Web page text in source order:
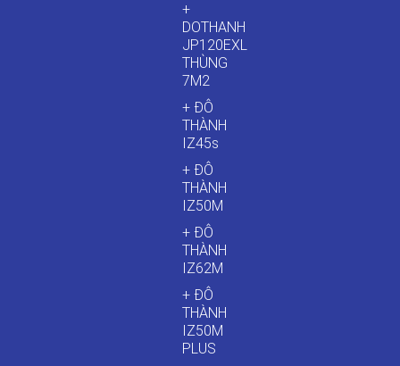
+
DOTHANH
JP120EXL
THÙNG
7M2
+ ĐÔ
THÀNH
IZ45s
+ ĐÔ
THÀNH
IZ50M
+ ĐÔ
THÀNH
IZ62M
+ ĐÔ
THÀNH
IZ50M
PLUS